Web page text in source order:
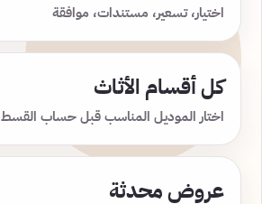
اختيار، تسعير، مستندات، موافقة
كل أقسام الأثاث
اختار الموديل المناسب قبل حساب القسط
عروض محدثة